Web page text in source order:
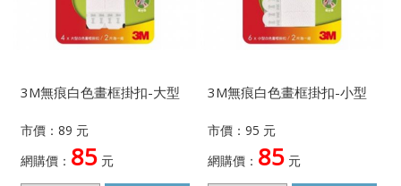
3M無痕白色畫框掛扣-大型
市價：89 元
網購價： 85 元
3M無痕白色畫框掛扣-小型
市價：95 元
網購價： 85元